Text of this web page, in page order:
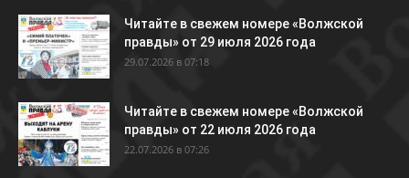
Читайте в свежем номере «Волжской
правды» от 29 июля 2026 года
29.07.2026 в 07:18
Читайте в свежем номере «Волжской
правды» от 22 июля 2026 года
22.07.2026 в 07:26